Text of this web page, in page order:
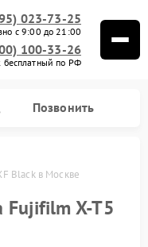
023-73-25
с 9:00 до 21:00
100-33-26
бесплатный по РФ
Позвонить
Black в Москве
Fujifilm X-T5